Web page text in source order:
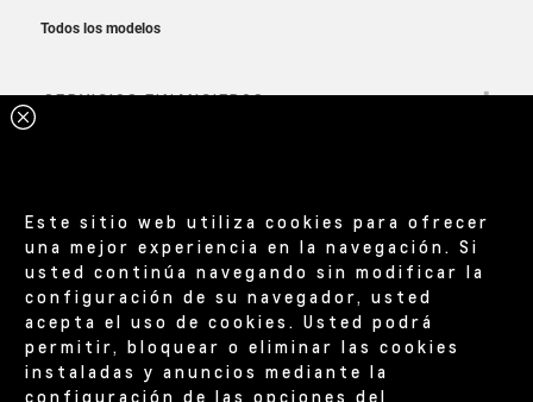
Este sitio web utiliza cookies para ofrecer
una mejor experiencia en la navegación. Si
usted continúa navegando sin modificar la
configuración de su navegador, usted
acepta el uso de cookies. Usted podrá
permitir, bloquear o eliminar las cookies
instaladas y anuncios mediante la
configuración de las opciones del